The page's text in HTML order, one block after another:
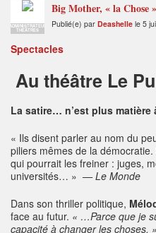
ADMINISTRATEUR
THÉÂTRES
Big Mother, « la Chose
Publié(e) par Deashelle le 5
Spectacles
Au théâtre Le
La satire… n’est plus matière
« Ils disent parler au nom du
piliers mêmes de la
qui pourrait les freiner : juges,
universités… » — Le Monde
Dans son thriller politique,
face au futur. « …Parce que je
capacité à changer les choses. »